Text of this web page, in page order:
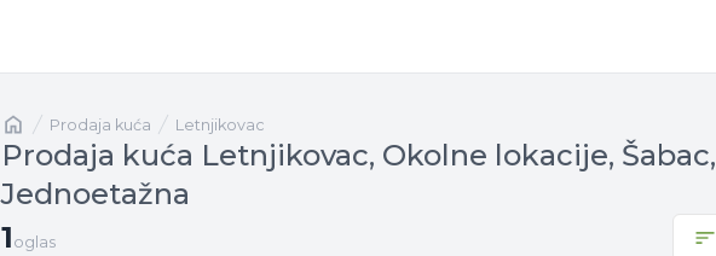
Naslovnaprodaja kuća Letnjikovac
Prodaja kuća Letnjikovac, Okolne lokacije, Šabac,
Jednoetažna
1 oglas
1 oglas